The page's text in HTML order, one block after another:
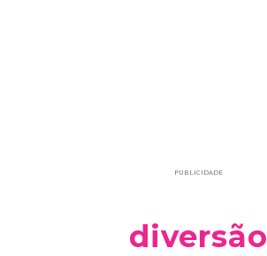
PUBLICIDADE
diversão